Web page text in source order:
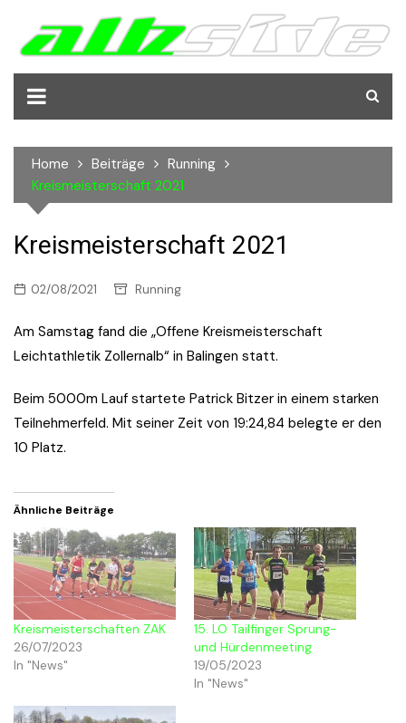
content
Home Beiträge
Running
Kreismeisterschaft 2021
Kreismeisterschaft 2021
02/08/2021 Running
Am Samstag fand die „Offene Kreismeisterschaft
Leichtathletik Zollernalb“ in Balingen statt.
Beim 5000m Lauf startete Patrick Bitzer in einem starken
Teilnehmerfeld. Mit seiner Zeit von 19:24,84 belegte er den
10 Platz.
Ähnliche Beiträge
Kreismeisterschaften ZAK
26/07/2023
In "News"
15. LO Tailfinger Sprung-
und Hürdenmeeting
19/05/2023
In "News"